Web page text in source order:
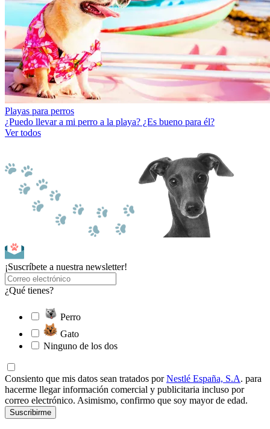
Playas para perros
¿Puedo llevar a mi perro a la playa? ¿Es bueno para él?
Ver todos
¡Suscríbete a nuestra newsletter!
¿Qué tienes?
Perro
Gato
Ninguno de los dos
Consiento que mis datos sean tratados porNestlé España, S.A. para
hacerme llegar información comercial y publicitaria incluso por
correo electrónico. Asimismo, confirmo que soy mayor de edad.
Suscribirme